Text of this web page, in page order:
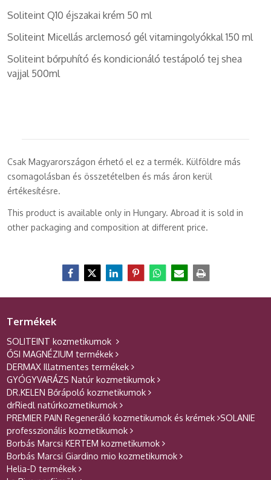
Soliteint Q10 éjszakai krém 50 ml
Soliteint Micellás arclemosó gél vitamingolyókkal 150 ml
Soliteint bőrpuhító és kondicionáló testápoló tej shea
vajjal 500ml
Csak Magyarországon érhető el ez a termék. Külföldre más
csomagolásban és összetételben és más áron kerül
értékesítésre.
This product is available only in Hungary. Abroad it is sold in
other packaging and composition at different price.
Termékek
SOLITEINT kozmetikumok
ŐSI MAGNÉZIUM termékek
DERMAX Illatmentes termékek
GYÓGYVARÁZS Natúr kozmetikumok
DR.KELEN Bőrápoló kozmetikumok
drRiedl natúrkozmetikumok
PREMIER PAIN Regeneráló kozmetikumok és krémek SOLANIE
professzionális kozmetikumok
Borbás Marcsi KERTEM kozmetikumok
Borbás Marcsi Giardino mio kozmetikumok
Helia-D termékek